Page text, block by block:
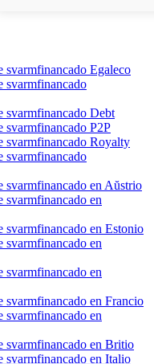
Egaleco
svarmfinancado
svarmfinancado Debt
svarmfinancado P2P
svarmfinancado Royalty
svarmfinancado
en Aŭstrio
en
en Estonio
en
en
en Francio
en
svarmfinancado en Britio
svarmfinancado en Italio